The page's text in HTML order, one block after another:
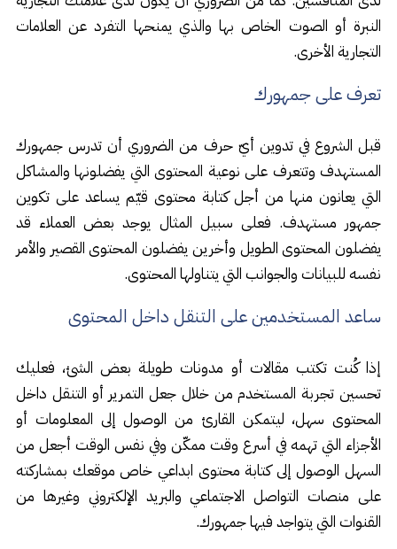
النبرة أو الصوت الخاص بها والذي يمنحها التفرد عن العلامات
التجارية الأخرى.
تعرف على جمهورك
قبل الشروع في تدوين أيّ حرف من الضروري أن تدرس جمهورك
المستهدف وتتعرف على نوعية المحتوى التي يفضلونها والمشاكل
التي يعانون منها من أجل كتابة محتوى قيّم يساعد على تكوين
جمهور مستهدف. فعلى سبيل المثال يوجد بعض العملاء قد
يفضلون المحتوى الطويل وأخرين يفضلون المحتوى القصير والأمر
نفسه للبيانات والجوانب التي يتناولها المحتوى.
ساعد المستخدمين على التنقل داخل المحتوى
إذا كُنت تكتب مقالات أو مدونات طويلة بعض الشئ، فعليك
تحسين تجربة المستخدم من خلال جعل التمرير أو التنقل داخل
المحتوى سهل، ليتمكن القارئ من الوصول إلى المعلومات أو
الأجزاء التي تهمه في أسرع وقت ممكّن وفي نفس الوقت أجعل من
السهل الوصول إلى كتابة محتوى ابداعي خاص موقعك بمشاركته
على منصات التواصل الاجتماعي والبريد الإلكتروني وغيرها من
القنوات التي يتواجد فيها جمهورك.